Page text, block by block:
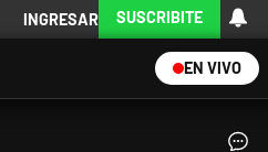
INGRESAR SUSCRIBITE
EN VIVO